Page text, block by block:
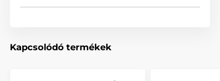
Kapcsolódó termékek